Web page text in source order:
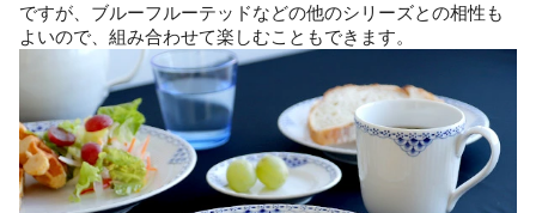
ですが、ブルーフルーテッドなどの他のシリーズとの相性も
よいので、組み合わせて楽しむこともできます。